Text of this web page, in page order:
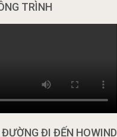
TRÌNH
ĐƯỜNG ĐI ĐẾN